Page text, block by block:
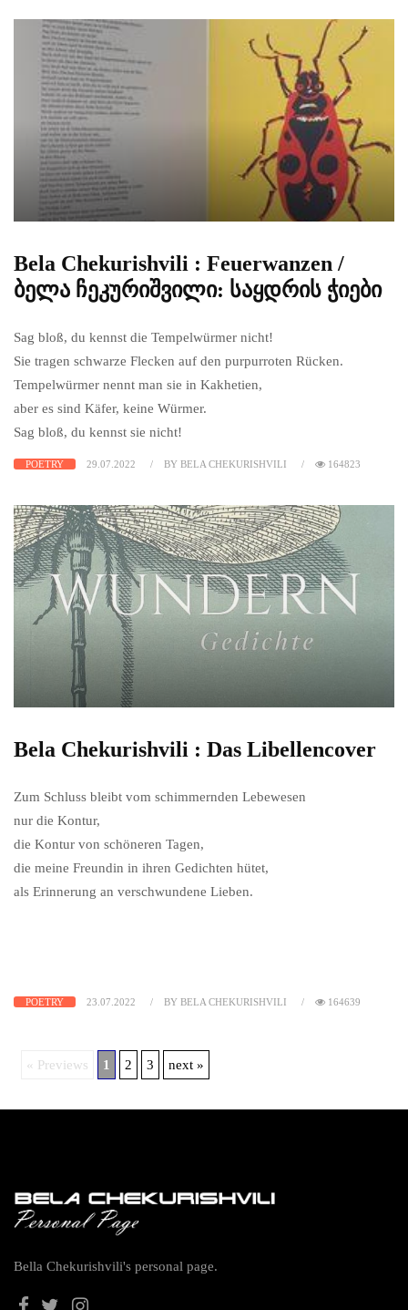
Bela Chekurishvili : Feuerwanzen /
ბელა ჩეკურიშვილი: საყდრის ჭიები
Sag bloß, du kennst die Tempelwürmer nicht!
Sie tragen schwarze Flecken auf den purpurroten Rücken.
Tempelwürmer nennt man sie in Kakhetien,
aber es sind Käfer, keine Würmer.
Sag bloß, du kennst sie nicht!
POETRY 29.07.2022 BY BELA CHEKURISHVILI 164823
Bela Chekurishvili : Das Libellencover
Zum Schluss bleibt vom schimmernden Lebewesen
nur die Kontur,
die Kontur von schöneren Tagen,
die meine Freundin in ihren Gedichten hütet,
als Erinnerung an verschwundene Lieben.
POETRY 23.07.2022 BY BELA CHEKURISHVILI 164639
« Previews 1 2 3 next »
Bella Chekurishvili's personal page.